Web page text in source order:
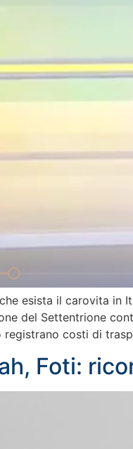
esista il carovita in
del Settentrione
registrano costi di
Foti: